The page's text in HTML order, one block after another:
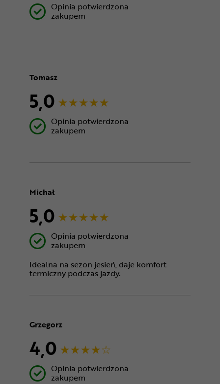
Opinia potwierdzona
zakupem
Tomasz
5,0
Opinia potwierdzona
zakupem
Michał
5,0
Opinia potwierdzona
zakupem
Idealna na sezon jesień, daje komfort
termiczny podczas jazdy.
Grzegorz
4,0
Opinia potwierdzona
zakupem